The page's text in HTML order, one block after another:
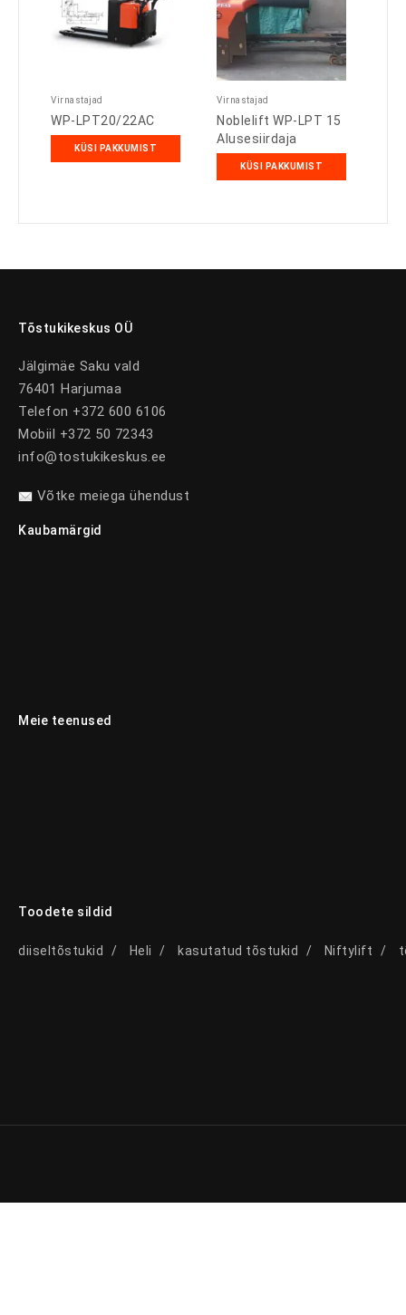
Virnastajad
WP-LPT20/22AC
KÜSI PAKKUMIST
Virnastajad
Noblelift WP-LPT 15
Alusesiirdaja
KÜSI PAKKUMIST
Tõstukikeskus OÜ
Jälgimäe Saku vald
76401 Harjumaa
Telefon +372 600 6106
Mobiil +372 50 72343
info@tostukikeskus.ee
Võtke meiega ühendust
Kaubamärgid
Meie teenused
Toodete sildid
diiseltõstukid Heli kasutatud tõstukid Niftylift